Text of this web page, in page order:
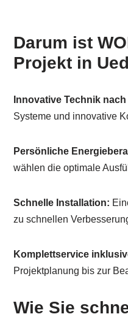
Darum ist
Projekt in
Innovative Technik
Systeme und innovative
Persönliche
wählen die optimale
Schnelle Installation:
zu schnellen
Komplettservice
Projektplanung bis zur
Wie Sie